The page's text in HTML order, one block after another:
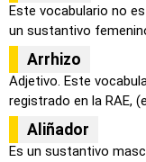
Este vocabulario no
un sustantivo
Arrhizo
Adjetivo. Este
registrado en la RAE,
Aliñador
Es un sustantivo